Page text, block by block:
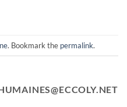
. Bookmark the permalink.